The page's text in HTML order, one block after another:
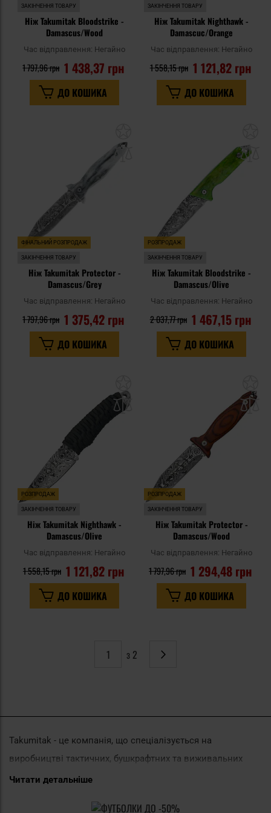
ЗАКІНЧЕННЯ ТОВАРУ
Ніж Takumitak Bloodstrike -
Damascus/Wood
Час відправлення: Негайно
1 438,37 грн
1 797,96 грн
ДО КОШИКА
ЗАКІНЧЕННЯ ТОВАРУ
Ніж Takumitak Nighthawk -
Damascuc/Orange
Час відправлення: Негайно
1 121,82 грн
1 558,15 грн
ДО КОШИКА
ФІНАЛЬНИЙ РОЗПРОДАЖ
ЗАКІНЧЕННЯ ТОВАРУ
Ніж Takumitak Protector -
Damascus/Grey
Час відправлення: Негайно
1 375,42 грн
1 797,96 грн
ДО КОШИКА
РОЗПРОДАЖ
ЗАКІНЧЕННЯ ТОВАРУ
Ніж Takumitak Bloodstrike -
Damascus/Olive
Час відправлення: Негайно
1 467,15 грн
2 037,77 грн
ДО КОШИКА
РОЗПРОДАЖ
ЗАКІНЧЕННЯ ТОВАРУ
Ніж Takumitak Nighthawk -
Damascus/Olive
Час відправлення: Негайно
1 121,82 грн
1 558,15 грн
ДО КОШИКА
РОЗПРОДАЖ
ЗАКІНЧЕННЯ ТОВАРУ
Ніж Takumitak Protector -
Damascus/Wood
Час відправлення: Негайно
1 294,48 грн
1 797,96 грн
ДО КОШИКА
з 2
Сторінка
Наступне
Читати детальніше
Takumitak - це компанія, що спеціалізується на
виробництві тактичних, бушкрафтних та виживальних
ножів. Компанія базує свої вироби на спостереженнях та